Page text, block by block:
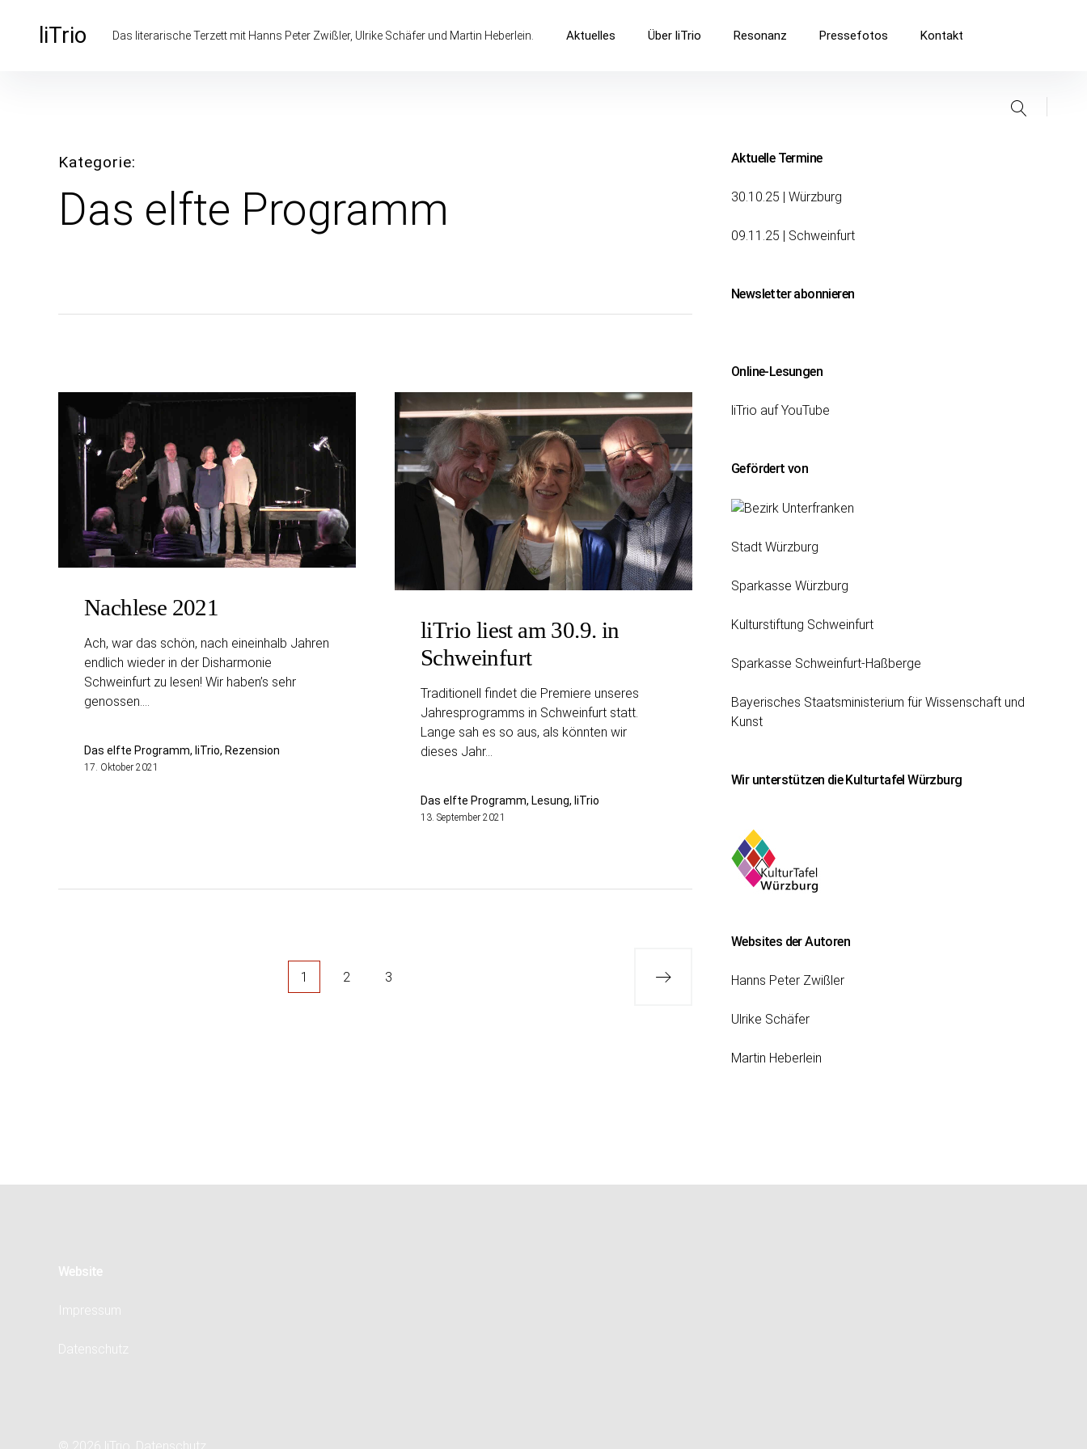
überspringen
liTrio Das literarische Terzett mit Hanns Peter Zwißler, Ulrike Schäfer und Martin Heberlein. Aktuelles Über liTrio Resonanz Pressefotos Kontakt
Suche
Kategorie
Das elfte Programm
Nachlese 2021
Ach, war das schön, nach eineinhalb Jahren
endlich wieder in der Disharmonie
Schweinfurt zu lesen! Wir haben’s sehr
genossen.…
Das elfte Programm, liTrio, Rezension
17. Oktober 2021
liTrio liest am 30.9. in
Schweinfurt
Traditionell findet die Premiere unseres
Jahresprogramms in Schweinfurt statt.
Lange sah es so aus, als könnten wir
dieses Jahr…
Das elfte Programm, Lesung, liTrio
13. September 2021
1 2 3
Beiträge
Aktuelle Termine
30.10.25 | Würzburg
09.11.25 | Schweinfurt
Newsletter abonnieren
Online-Lesungen
liTrio auf YouTube
Gefördert von
Stadt Würzburg
Sparkasse Würzburg
Kulturstiftung Schweinfurt
Sparkasse Schweinfurt-Haßberge
Bayerisches Staatsministerium für Wissenschaft und
Kunst
Wir unterstützen die Kulturtafel Würzburg
Websites der Autoren
Hanns Peter Zwißler
Ulrike Schäfer
Martin Heberlein
Website
Impressum
Datenschutz